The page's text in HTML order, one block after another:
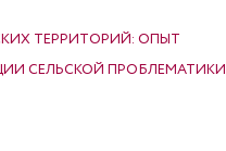
ТЕРРИТОРИЙ: ОПЫТ
СЕЛЬСКОЙ ПРОБЛЕМАТИКИ